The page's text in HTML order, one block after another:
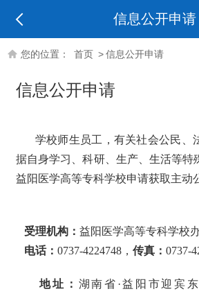
信息公开申请
您的位置： 首页 >信息公开申请
信息公开申请
学校师生员工，有关社会公民、
据自身学习、科研、生产、生活等特
益阳医学高等专科学校申请获取主动
受理机构： 益阳医学高等专科学校
电话： 0737-4224748， 传真： 0737-
地址： 湖南省·益阳市迎宾